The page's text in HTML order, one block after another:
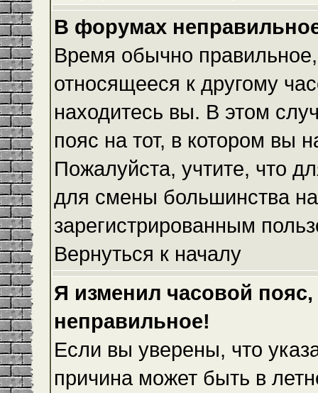
В форумах
Время обычно
относящееся к другому
находитесь вы. В этом
пояс на тот, в котором вы
Пожалуйста, учтите, что
для смены большинства
зарегистрированным
Вернуться к началу
Я изменил часовой
неправильное!
Если вы уверены, что
причина может быть в